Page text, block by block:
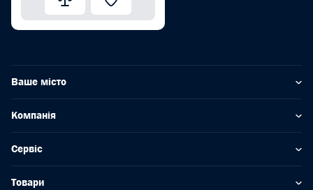
Ваше місто
Компанія
Сервіс
Товари